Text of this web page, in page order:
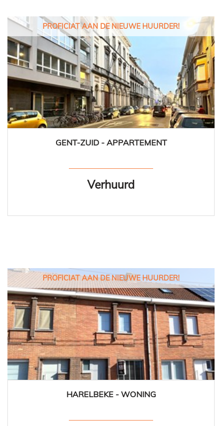
PROFICIAT AAN DE NIEUWE HUURDER!
1 1
GENT-ZUID - APPARTEMENT
Verhuurd
PROFICIAT AAN DE NIEUWE HUURDER!
90 m² 2 1
HARELBEKE - WONING